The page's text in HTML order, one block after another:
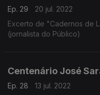
Ep. 29
20 jul. 2022
Excerto de "Cadernos de
(jornalista do Público)
Centenário José
Ep. 28
13 jul. 2022